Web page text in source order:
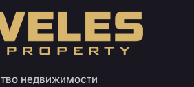
недвижимости